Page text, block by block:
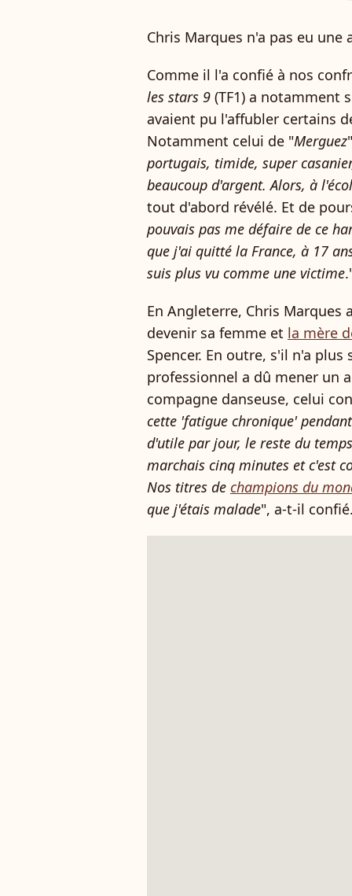
Chris Marques n'a pas eu une
Comme il l'a confié à nos
les stars 9 (TF1) a notamment
avaient pu l'affubler certains
Notamment celui de "Merguez
portugais, timide, super
beaucoup d'argent. Alors, à
tout d'abord révélé. Et de
pouvais pas me défaire de ce
que j'ai quitté la France, à 17
suis plus vu comme une victime
En Angleterre, Chris
devenir sa femme et la mère
Spencer. En outre, s'il n'a
professionnel a dû mener un
compagne danseuse, celui
cette 'fatigue chronique'
d'utile par jour, le reste du
marchais cinq minutes et c'est
Nos titres de champions du
que j'étais malade", a-t-il